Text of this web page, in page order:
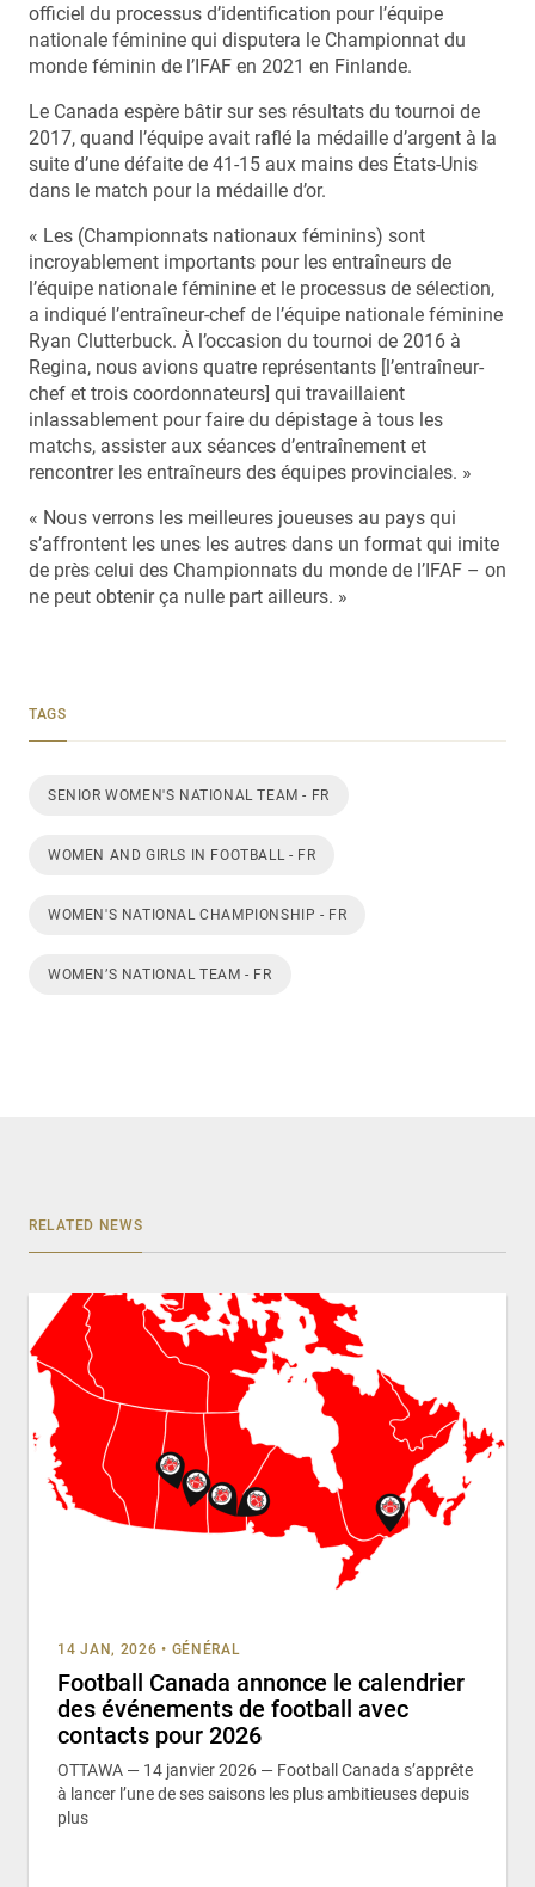
officiel du processus d’identification pour l’équipe
nationale féminine qui disputera le Championnat du
monde féminin de l’IFAF en 2021 en Finlande.
Le Canada espère bâtir sur ses résultats du tournoi de
2017, quand l’équipe avait raflé la médaille d’argent à la
suite d’une défaite de 41-15 aux mains des États-Unis
dans le match pour la médaille d’or.
« Les (Championnats nationaux féminins) sont
incroyablement importants pour les entraîneurs de
l’équipe nationale féminine et le processus de sélection,
a indiqué l’entraîneur-chef de l’équipe nationale féminine
Ryan Clutterbuck. À l’occasion du tournoi de 2016 à
Regina, nous avions quatre représentants [l’entraîneur-
chef et trois coordonnateurs] qui travaillaient
inlassablement pour faire du dépistage à tous les
matchs, assister aux séances d’entraînement et
rencontrer les entraîneurs des équipes provinciales. »
« Nous verrons les meilleures joueuses au pays qui
s’affrontent les unes les autres dans un format qui imite
de près celui des Championnats du monde de l’IFAF – on
ne peut obtenir ça nulle part ailleurs. »
TAGS
SENIOR WOMEN'S NATIONAL TEAM - FR
WOMEN AND GIRLS IN FOOTBALL - FR
WOMEN'S NATIONAL CHAMPIONSHIP - FR
WOMEN’S NATIONAL TEAM - FR
RELATED NEWS
14 JAN, 2026 • GÉNÉRAL
Football Canada annonce le calendrier
des événements de football avec
contacts pour 2026
OTTAWA — 14 janvier 2026 — Football Canada s’apprête
à lancer l’une de ses saisons les plus ambitieuses depuis
plus